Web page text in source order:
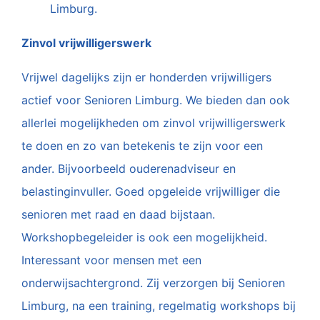
Limburg.
Zinvol vrijwilligerswerk
Vrijwel dagelijks zijn er honderden vrijwilligers
actief voor Senioren Limburg. We bieden dan ook
allerlei mogelijkheden om zinvol vrijwilligerswerk
te doen en zo van betekenis te zijn voor een
ander. Bijvoorbeeld ouderenadviseur en
belastinginvuller. Goed opgeleide vrijwilliger die
senioren met raad en daad bijstaan.
Workshopbegeleider is ook een mogelijkheid.
Interessant voor mensen met een
onderwijsachtergrond. Zij verzorgen bij Senioren
Limburg, na een training, regelmatig workshops bij